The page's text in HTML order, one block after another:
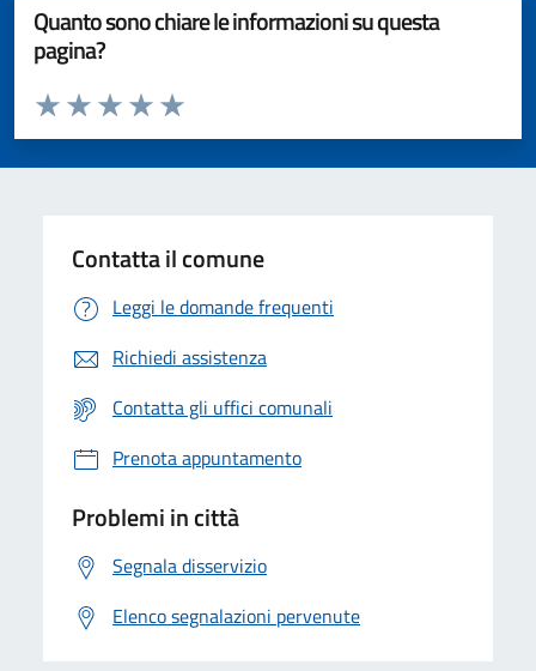
Quanto sono chiare le informazioni su questa
pagina?
Valuta da 1 a 5 stelle la pagina
Valuta 5 stelle su 5
Valuta 4 stelle su 5
Valuta 3 stelle su 5
Valuta 2 stelle su 5
Valuta 1 stelle su 5
Contatta il comune
Leggi le domande frequenti
Richiedi assistenza
Contatta gli uffici comunali
Prenota appuntamento
Problemi in città
Segnala disservizio
Elenco segnalazioni pervenute